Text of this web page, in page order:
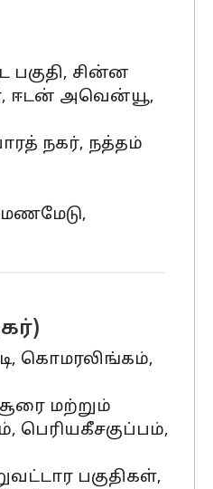
சின்ன
ஈடன் அவென்யூ,
நகர், நத்தம்
கொமரலிங்கம்,
மற்றும்
பெரியகீசகுப்பம்,
பகுதிகள்,